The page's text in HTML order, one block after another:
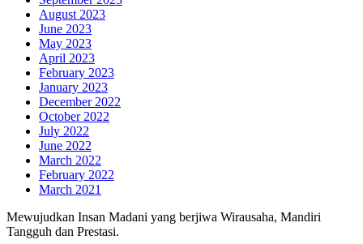
August 2023
June 2023
May 2023
April 2023
February 2023
January 2023
December 2022
October 2022
July 2022
June 2022
March 2022
February 2022
March 2021
Mewujudkan Insan Madani yang berjiwa Wirausaha, Mandiri
Tangguh dan Prestasi.